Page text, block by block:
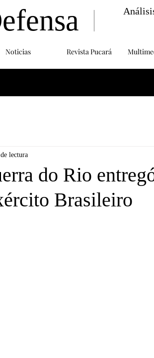
Noticias Revista Pucará
do Rio
Brasileiro
lectura